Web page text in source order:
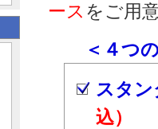
ース をご用
＜４つの
スタン
込）